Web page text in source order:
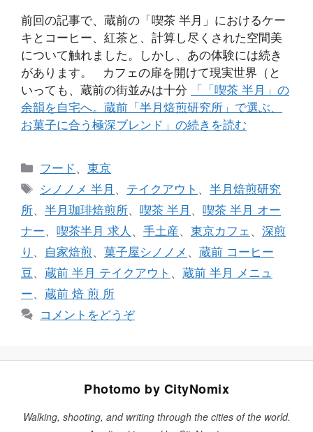
前回の記事で、蔵前の「喫茶 半月」におけるケー
キとコーヒー、紅茶と、計算し尽くされた空間美
について触れました。しかし、あの体験には続き
があります。 カフェの扉を開けて現実世界（と
いっても、蔵前の街並みは十分
「「喫茶 半月」の
余韻を自宅へ。蔵前「半月焙煎研究所」で選ぶ、
お菓子に合う極深ブレンド」の続きを読む
カ
テ
リ
ー
フード 、東京
タ
グ
シノノメ 半月 、 テイクアウト 、半月焙煎研究
所、 半月珈琲焙煎所、 喫茶 半月 、 喫茶 半月 オー
ナー、 喫茶半月 求人 、 手土産、 東京カフェ 、 深煎
り 、 自家焙煎、 菓子屋シノノメ 、 蔵前 コーヒー
豆、 蔵前 半月 テイクアウト 、 蔵前 半月 メニュ
ー、 蔵前 焙 煎 所
コメントをどうぞ
Photomo by CityNomix
Walking, shooting, and writing through the cities of the world.